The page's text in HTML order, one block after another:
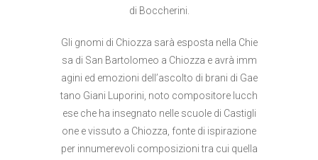
di Boccherini.
Gli gnomi di Chiozza sarà esposta nella Chie
sa di San Bartolomeo a Chiozza e avrà imm
agini ed emozioni dell’ascolto di brani di Gae
tano Giani Luporini, noto compositore lucch
ese che ha insegnato nelle scuole di Castigli
one e vissuto a Chiozza, fonte di ispirazione
per innumerevoli composizioni tra cui quella